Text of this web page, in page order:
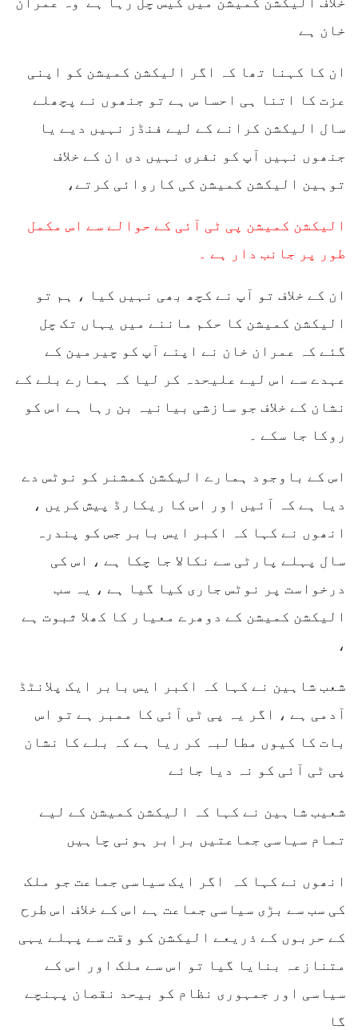
خان ہے
ان کا کہنا تھا کہ اگر الیکشن کمیشن کو اپنی
عزت کا اتنا ہی احسا س ہے تو جنھوں نے پچھلے
سال الیکشن کرانے کے لیے فنڈز نہیں دیے یا
جنھوں نہیں آپ کو نفری نہیں دی ان کے خلاف
توہین الیکشن کمیشن کی کاروائی کرتے،
الیکشن کمیشن پی ٹی آئی کے حوالے سے اس مکمل
طور پر جانب دار ہے ۔
ان کے خلاف تو آپ نے کچھ بھی نہیں کیا ، ہم تو
الیکشن کمیشن کا حکم ماننے میں یہاں تک چل
گئے کہ عمران خان نے اپنے آپ کو چیرمین کے
عہدے سے اس لیے علیحدہ کر لیا کہ ہمارے بلے کے
نشان کے خلاف جو سازشی بیانیہ بن رہا ہے اس کو
روکا جا سکے ۔
اس کے باوجود ہمارے الیکشن کمشنر کو نوٹس دے
دیا ہے کہ آئیں اور اس کا ریکارڈ پیش کریں ،
انھوں نے کہا کہ اکبر ایس بابر جس کو پندرہ
سال پہلے پارٹی سے نکالا جا چکا ہے ، اس کی
درخواست پر نوٹس جاری کیا گیا ہے ، یہ سب
الیکشن کمیشن کے دوھرے معیار کا کھلا ثبوت ہے
،
شعب شاہین نے کہا کہ اکبر ایس بابر ایک پلانٹڈ
آدمی ہے ، اگر یہ پی ٹی آئی کا ممبر ہے تو اس
بات کا کیوں مطالبہ کر ریا ہے کہ بلے کا نشان
پی ٹی آئی کو نہ دیا جائے
شعیب شاہین نے کہا کہ الیکشن کمیشن کے لیے
تمام سیاسی جماعتیں برابر ہونی چاہیں
انھوں نے کہا کہ اگر ایک سیاسی جماعت جو ملک
کی سب سے بڑی سیاسی جماعت ہے اس کے خلاف اس طرح
کے حربوں کے ذریعے الیکشن کو وقت سے پہلے یہی
متنازعہ بنایا گیا تو اس سے ملک اور اس کے
سیاسی اور جمہوری نظام کو بیحد نقصان پہنچے
گا